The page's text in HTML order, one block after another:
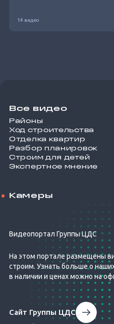
14 видео
Все видео
Районы
Ход строительства
Отделка квартир
Разбор планировок
Строим для детей
Экспертное мнение
Камеры
Видеопортал Группы ЦДС
На этом портале размещены
строим. Узнать больше о
в наличии и ценах можно на
Сайт Группы ЦДС